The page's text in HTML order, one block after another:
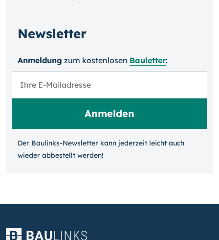
Newsletter
Anmeldung zum kosten­losen Bauletter:
Der Baulinks-Newsletter kann jeder­zeit leicht auch
wieder ab­bestellt werden!